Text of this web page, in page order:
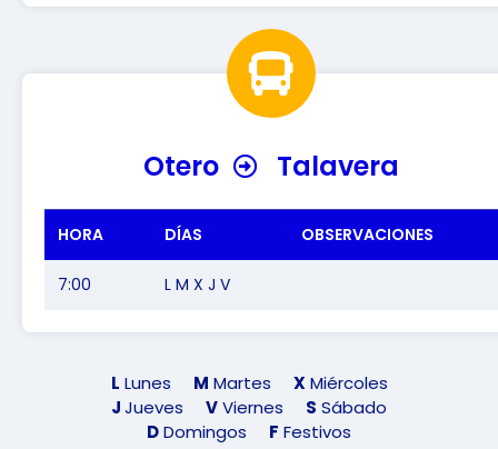
Otero Talavera
HORA DÍAS OBSERVACIONES
7:00 L M X J V
L Lunes M Martes XMiércoles
JJueves VViernes S Sábado
DDomingos F Festivos